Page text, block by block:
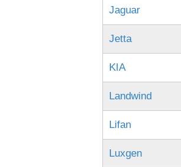
Jaguar
Jetta
KIA
Landwind
Lifan
Luxgen